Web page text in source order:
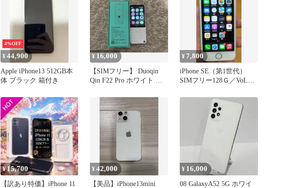
4%OFF
¥44,900
Apple iPhone13 512GB本
体 ブラック 箱付き
¥ 16,000
【SIMフリー】 Duoqin
Qin F22 Pro ホワイト 箱
¥ 7,800
iPhone SE（第1世代）
SIMフリー128Ｇ／VoLTE
¥15,700
【訳あり特価】iPhone 11
¥42,000
【美品】iPhone13mini
¥ 16,000
08 GalaxyA52 5G ホワイ